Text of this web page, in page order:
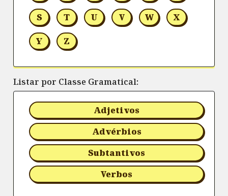
S T U V W X
Y Z
Listar por Classe Gramatical:
Adjetivos
Advérbios
Subtantivos
Verbos